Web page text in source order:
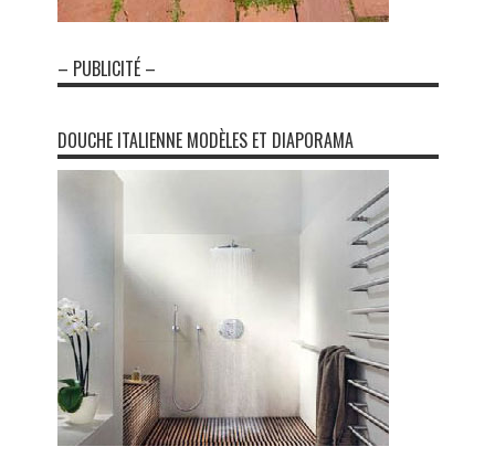
– PUBLICITÉ –
DOUCHE ITALIENNE MODÈLES ET DIAPORAMA